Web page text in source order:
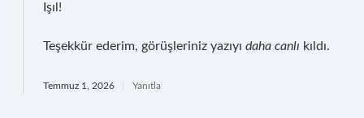
Işıl!
Teşekkür ederim, görüşleriniz yazıyı daha canlı kıldı.
Temmuz 1, 2026 Yanıtla